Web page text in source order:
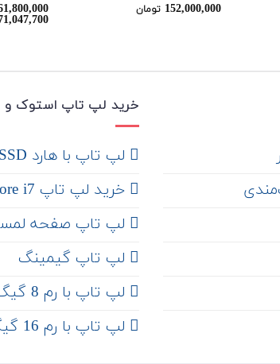
نمره5.00
152,000,000 تومان
نمره
4.00از 5
خرید لپ تاپ استوک و
لپ تاپ با هارد SSD
خرید لپ تاپ Core i7
لپ تاپ صفحه
لپ تاپ گیمینگ
لپ تاپ با رم 8 گیگ
لپ تاپ با رم 16 گیگ